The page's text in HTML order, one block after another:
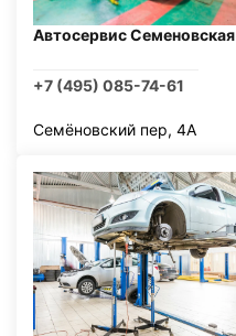
Автосервис Семеновская
+7 (495) 085-74-61
Семёновский пер, 4А